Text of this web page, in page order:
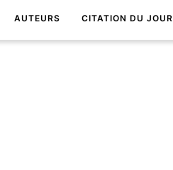
AUTEURS CITATION DU JOUR